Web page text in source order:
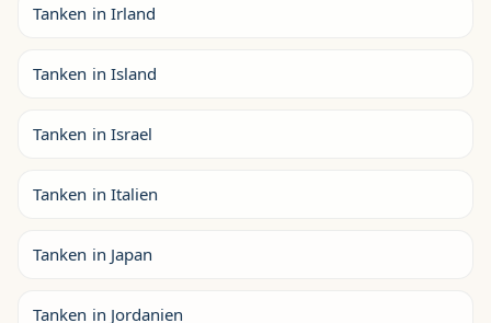
Tanken in Irland
Tanken in Island
Tanken in Israel
Tanken in Italien
Tanken in Japan
Tanken in Jordanien